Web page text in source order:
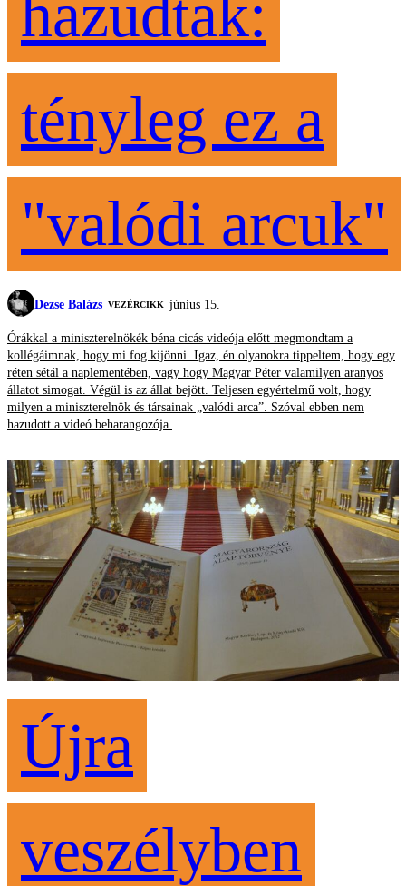
hazudtak:
tényleg ez a
"valódi arcuk"
Dezse Balázs VEZÉRCIKK június 15.
Órákkal a miniszterelnökék béna cicás videója előtt megmondtam a
kollégáimnak, hogy mi fog kijönni. Igaz, én olyanokra tippeltem, hogy egy
réten sétál a naplementében, vagy hogy Magyar Péter valamilyen aranyos
állatot simogat. Végül is az állat bejött. Teljesen egyértelmű volt, hogy
milyen a miniszterelnök és társainak „valódi arca”. Szóval ebben nem
hazudott a videó beharangozója.
Újra
veszélyben